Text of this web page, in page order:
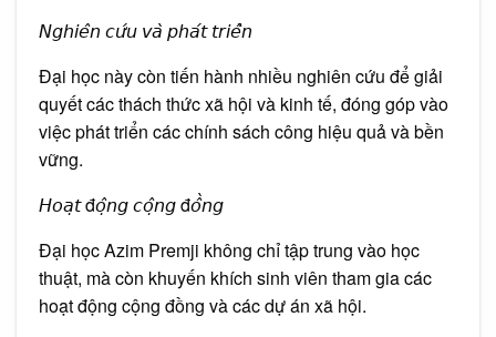
𝘕𝘨𝘩𝘪𝘦̂𝘯 𝘤𝘶̛́𝘶 𝘷𝘢̀ 𝘱𝘩𝘢́𝘵 𝘵𝘳𝘪𝘦̂̉𝘯
Đại học này còn tiến hành nhiều nghiên cứu để giải
quyết các thách thức xã hội và kinh tế, đóng góp vào
việc phát triển các chính sách công hiệu quả và bền
vững.
𝘏𝘰𝘢̣𝘵 đ𝘰̣̂𝘯𝘨 𝘤𝘰̣̂𝘯𝘨 đ𝘰̂̀𝘯𝘨
Đại học Azim Premji không chỉ tập trung vào học
thuật, mà còn khuyến khích sinh viên tham gia các
hoạt động cộng đồng và các dự án xã hội.